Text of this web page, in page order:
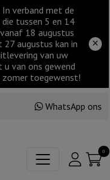
verband met de
tussen 5 en 14
18 augustus
augustus kan in
van uw
van ons gewend
zomer toegewenst!
WhatsApp ons
0